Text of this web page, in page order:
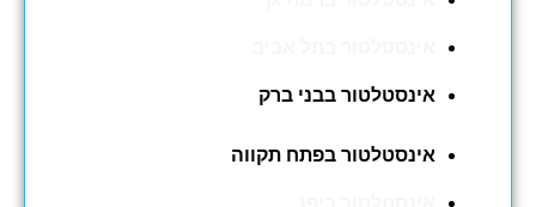
אינסטלטור בבני ברק
אינסטלטור בפתח תקווה